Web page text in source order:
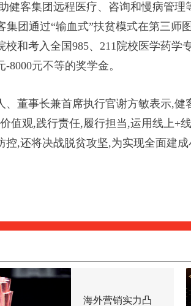
健客集团远程医疗、咨询和慢病管
集团通过“输血式”扶贫模式在第三师
校和考入全国985、211院校医学药
-8000元不等的奖学金。
、董事长兼首席执行官谢方敏表示,
值观,践行责任,履行担当,运用线上+
控,还将决战脱贫攻坚,为实现全面建
海外营销实力凸